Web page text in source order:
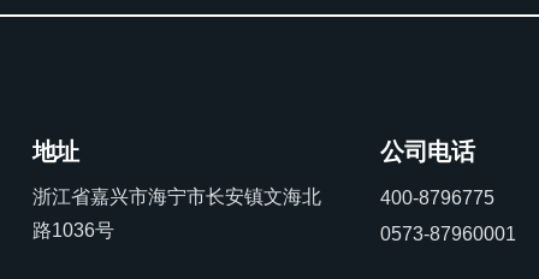
地址
浙江省嘉兴市海宁市长安镇文海北
路1036号
公司电话
400-8796775
0573-87960001